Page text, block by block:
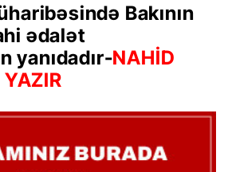
Bakının
ədalət
yanıdadır-NAHİD